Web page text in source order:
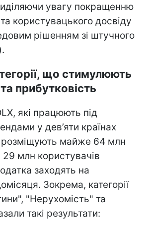
увагу покращенню
та користувацького досвіду
рішенням зі штучного
що стимулюють
прибутковість
які працюють під
у дев’яти країнах
розміщують майже 64 млн
млн користувачів
заходять на
Зокрема, категорії
"Нерухомість" та
такі результати: